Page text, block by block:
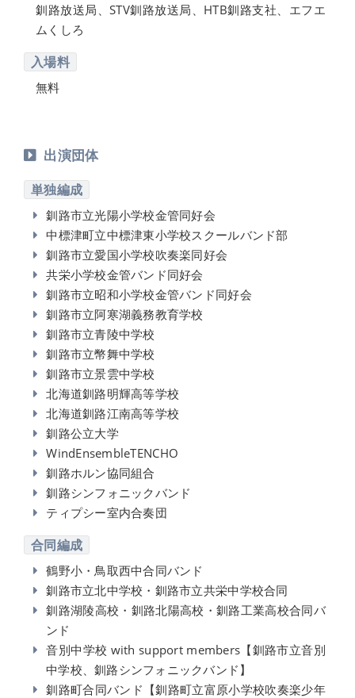
釧路放送局、STV釧路放送局、HTB釧路支社、エフエ
ムくしろ
入場料
無料
出演団体
単独編成
釧路市立光陽小学校金管同好会
中標津町立中標津東小学校スクールバンド部
釧路市立愛国小学校吹奏楽同好会
共栄小学校金管バンド同好会
釧路市立昭和小学校金管バンド同好会
釧路市立阿寒湖義務教育学校
釧路市立青陵中学校
釧路市立幣舞中学校
釧路市立景雲中学校
北海道釧路明輝高等学校
北海道釧路江南高等学校
釧路公立大学
WindEnsembleTENCHO
釧路ホルン協同組合
釧路シンフォニックバンド
ティプシー室内合奏団
合同編成
鶴野小・鳥取西中合同バンド
釧路市立北中学校・釧路市立共栄中学校合同
釧路湖陵高校・釧路北陽高校・釧路工業高校合同バ
ンド
音別中学校 with support members【釧路市立音別
中学校、釧路シンフォニックバンド】
釧路町合同バンド【釧路町立富原小学校吹奏楽少年